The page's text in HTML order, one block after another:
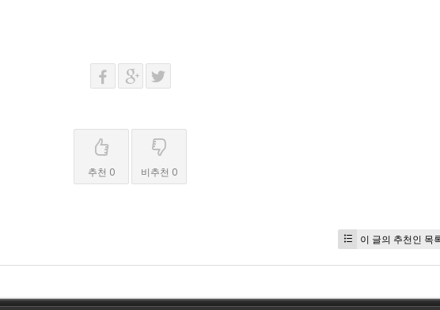
추천 0 비추천 0
이 글의 추천인 목